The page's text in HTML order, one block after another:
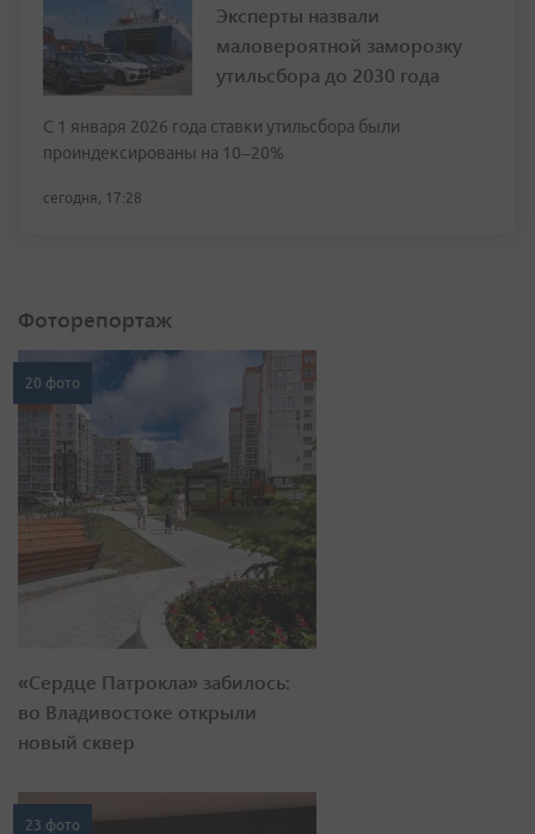
Эксперты назвали
маловероятной заморозку
утильсбора до 2030 года
С 1 января 2026 года ставки утильсбора были
проиндексированы на 10–20%
сегодня, 17:28
Фоторепортаж
20 фото
«Сердце Патрокла» забилось:
во Владивостоке открыли
новый сквер
23 фото